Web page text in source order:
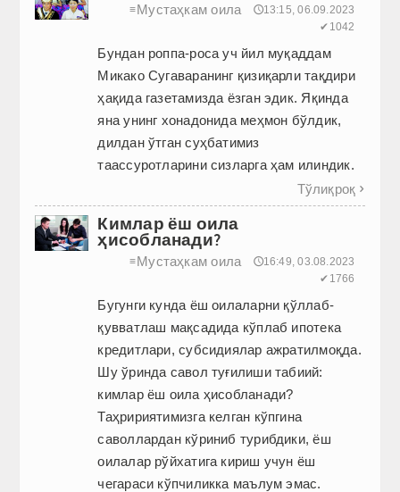
≡Мустаҳкам оила
🕔13:15, 06.09.2023
✔1042
Бундан роппа-роса уч йил муқаддам
Микако Сугаваранинг қизиқарли тақдири
ҳақида газетамизда ёзган эдик. Яқинда
яна унинг хонадонида меҳмон бўлдик,
дилдан ўтган суҳбатимиз
таассуротларини сизларга ҳам илиндик.
Тўлиқроқ 
Кимлар ёш оила
ҳисобланади?
≡Мустаҳкам оила
🕔16:49, 03.08.2023
✔1766
Бугунги кунда ёш оилаларни қўллаб-
қувватлаш мақсадида кўплаб ипотека
кредитлари, субсидиялар ажратилмоқда.
Шу ўринда савол туғилиши табиий:
кимлар ёш оила ҳисобланади?
Таҳририятимизга келган кўпгина
саволлардан кўриниб турибдики, ёш
оилалар рўйхатига кириш учун ёш
чегараси кўпчиликка маълум эмас.